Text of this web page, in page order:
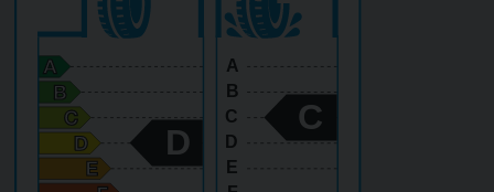
A
B
C
D
E
D
C